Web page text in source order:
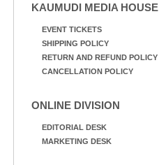
KAUMUDI MEDIA HOUSE
EVENT TICKETS
SHIPPING POLICY
RETURN AND REFUND POLICY
CANCELLATION POLICY
ONLINE DIVISION
EDITORIAL DESK
MARKETING DESK